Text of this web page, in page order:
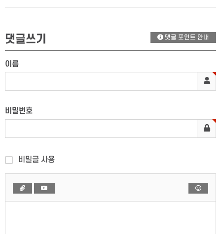
댓글쓰기 댓글 포인트 안내
이름
비밀번호
비밀글 사용